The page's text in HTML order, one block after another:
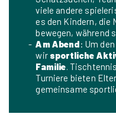
viele andere
es den Kindern, die
bewegen, während
Am Abend: Um
wir sportliche
Familie .
Turniere bieten
gemeinsame